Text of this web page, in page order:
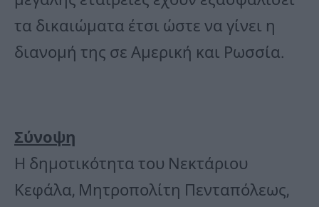
τα δικαιώματα έτσι ώστε να γίνει η
διανομή της σε Αμερική και Ρωσσία.
Σύνοψη
Η δημοτικότητα του Νεκτάριου
Κεφάλα, Μητροπολίτη Πενταπόλεως,